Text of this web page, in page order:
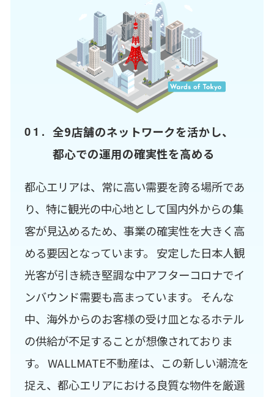
全9店舗のネットワークを活かし、
都心での運用の確実性を高める
都心エリアは、常に高い需要を誇る場所であ
り、特に観光の中心地として国内外からの集
客が見込めるため、事業の確実性を大きく高
める要因となっています。 安定した日本人観
光客が引き続き堅調な中アフターコロナでイ
ンバウンド需要も高まっています。 そんな
中、海外からのお客様の受け皿となるホテル
の供給が不足することが想像されておりま
す。 WALLMATE不動産は、この新しい潮流を
捉え、都心エリアにおける良質な物件を厳選